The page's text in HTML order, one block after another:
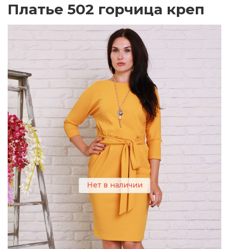
Платье 502 горчица креп
Нет в наличии